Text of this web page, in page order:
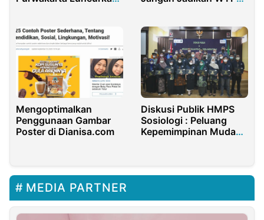
Mengoptimalkan
Penggunaan Gambar
Poster di Dianisa.com
Diskusi Publik HMPS
Sosiologi : Peluang
Kepemimpinan Muda
MEDIA PARTNER